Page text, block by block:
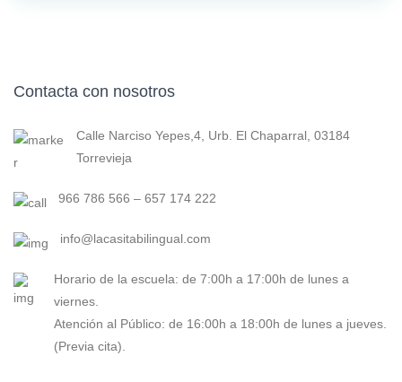
Contacta con nosotros
Calle Narciso Yepes,4, Urb. El Chaparral, 03184
Torrevieja
966 786 566 – 657 174 222
info@lacasitabilingual.com
Horario de la escuela: de 7:00h a 17:00h de lunes a
viernes.
Atención al Público: de 16:00h a 18:00h de lunes a jueves.
(Previa cita).